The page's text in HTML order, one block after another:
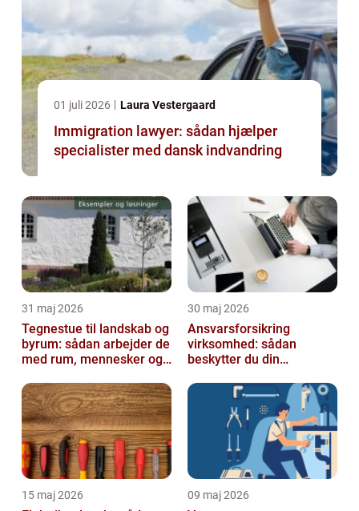
01 juli 2026 Laura Vestergaard
Immigration lawyer: sådan hjælper
specialister med dansk indvandring
31 maj 2026
Tegnestue til landskab og
byrum: sådan arbejder de
med rum, mennesker og
30 maj 2026
Ansvarsforsikring
virksomhed: sådan
beskytter du din
15 maj 2026 09 maj 2026